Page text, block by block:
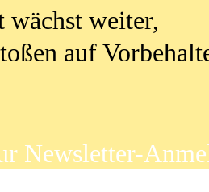
wächst weiter,
auf
Newsletter-